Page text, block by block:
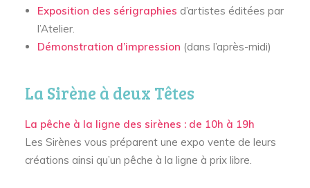
Exposition des sérigraphies d’artistes éditées par
l’Atelier.
Démonstration d’impression (dans l’après-midi)
La Sirène à deux Têtes
La pêche à la ligne des sirènes : de 10h à 19h
Les Sirènes vous préparent une expo vente de leurs
créations ainsi qu’un pêche à la ligne à prix libre.